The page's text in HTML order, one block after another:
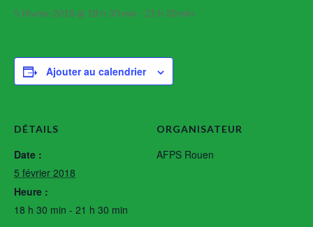
5 février 2018 @ 18 h 30 min - 21 h 30 min
Ajouter au calendrier
DÉTAILS
Date :
5 février 2018
Heure :
18 h 30 min - 21 h 30 min
ORGANISATEUR
AFPS Rouen